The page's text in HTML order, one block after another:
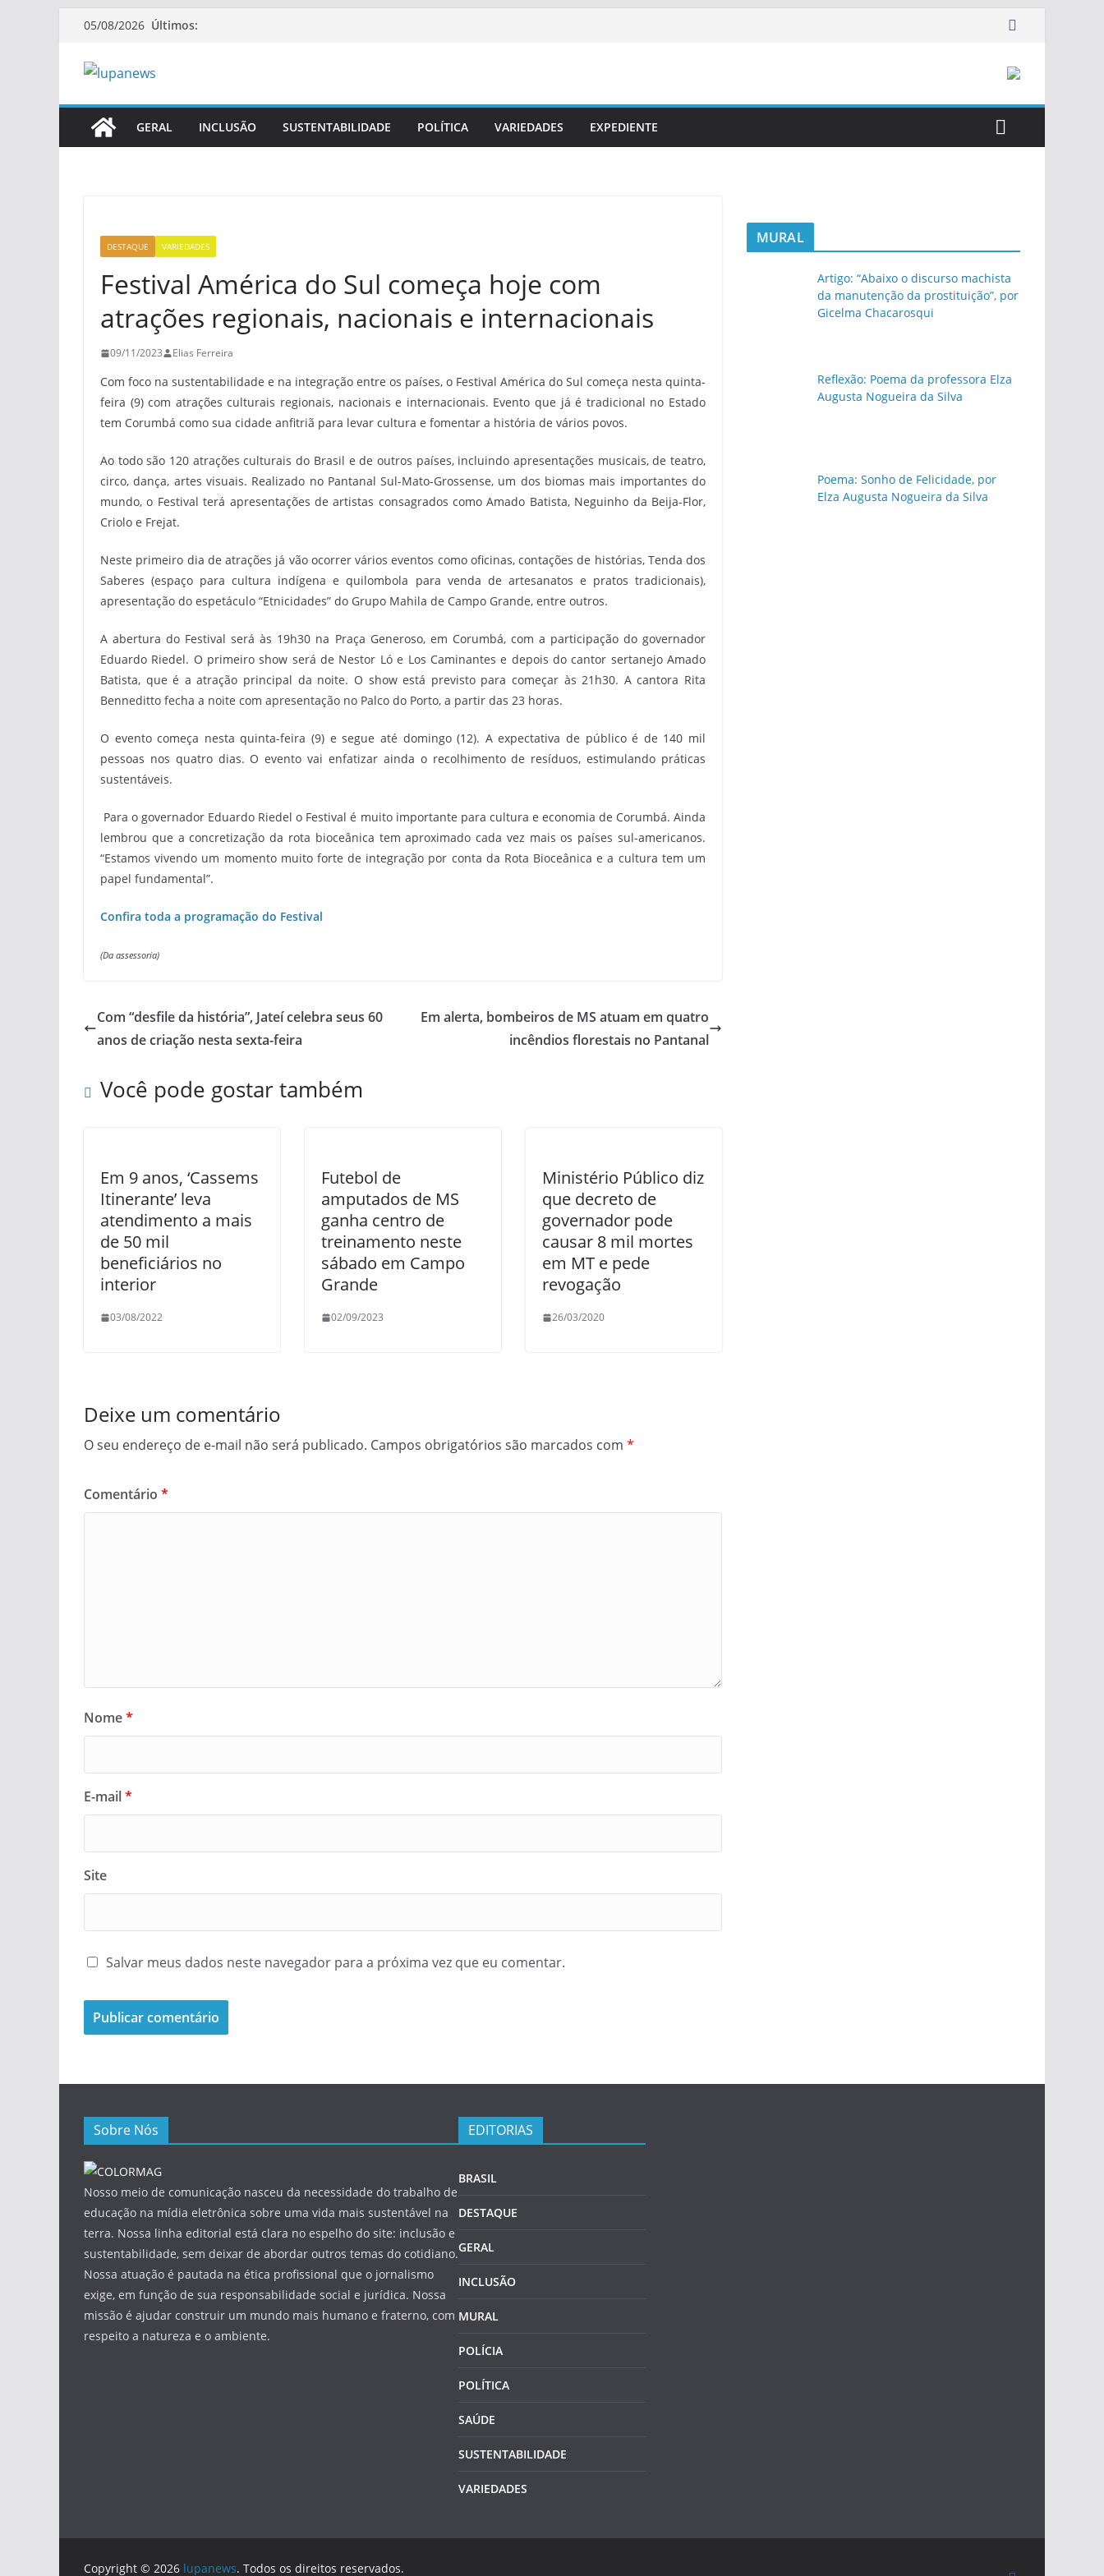
Pular05/08/2026 Últimos:
GERAL INCLUSÃO SUSTENTABILIDADE POLÍTICA VARIEDADES EXPEDIENTE
DESTAQUE VARIEDADES
Festival América do Sul começa hoje com
atrações regionais, nacionais e internacionais
09/11/2023 Elias Ferreira
Com foco na sustentabilidade e na integração entre os países, o Festival América do Sul começa nesta quinta-
feira (9) com atrações culturais regionais, nacionais e internacionais. Evento que já é tradicional no Estado
tem Corumbá como sua cidade anfitriã para levar cultura e fomentar a história de vários povos.
Ao todo são 120 atrações culturais do Brasil e de outros países, incluindo apresentações musicais, de teatro,
circo, dança, artes visuais. Realizado no Pantanal Sul-Mato-Grossense, um dos biomas mais importantes do
mundo, o Festival terá apresentações de artistas consagrados como Amado Batista, Neguinho da Beija-Flor,
Criolo e Frejat.
Neste primeiro dia de atrações já vão ocorrer vários eventos como oficinas, contações de histórias, Tenda dos
Saberes (espaço para cultura indígena e quilombola para venda de artesanatos e pratos tradicionais),
apresentação do espetáculo “Etnicidades” do Grupo Mahila de Campo Grande, entre outros.
A abertura do Festival será às 19h30 na Praça Generoso, em Corumbá, com a participação do governador
Eduardo Riedel. O primeiro show será de Nestor Ló e Los Caminantes e depois do cantor sertanejo Amado
Batista, que é a atração principal da noite. O show está previsto para começar às 21h30. A cantora Rita
Benneditto fecha a noite com apresentação no Palco do Porto, a partir das 23 horas.
O evento começa nesta quinta-feira (9) e segue até domingo (12). A expectativa de público é de 140 mil
pessoas nos quatro dias. O evento vai enfatizar ainda o recolhimento de resíduos, estimulando práticas
sustentáveis.
Para o governador Eduardo Riedel o Festival é muito importante para cultura e economia de Corumbá. Ainda
lembrou que a concretização da rota bioceânica tem aproximado cada vez mais os países sul-americanos.
“Estamos vivendo um momento muito forte de integração por conta da Rota Bioceânica e a cultura tem um
papel fundamental”.
Confira toda a programação do Festival
(Da assessoria)
Com “desfile da história”, Jateí celebra seus 60
anos de criação nesta sexta-feira
Em alerta, bombeiros de MS atuam em quatro
incêndios florestais no Pantanal
Você pode gostar também
Em 9 anos, ‘Cassems
Itinerante’ leva
atendimento a mais
de 50 mil
beneficiários no
interior
03/08/2022
Futebol de
amputados de MS
ganha centro de
treinamento neste
sábado em Campo
Grande
02/09/2023
Ministério Público diz
que decreto de
governador pode
causar 8 mil mortes
em MT e pede
revogação
26/03/2020
Deixe um comentário
O seu endereço de e-mail não será publicado. Campos obrigatórios são marcados com *
Comentário *
Nome*
E-mail*
Site
Salvar meus dados neste navegador para a próxima vez que eu comentar.
MURAL
Artigo: “Abaixo o discurso machista
da manutenção da prostituição”, por
Gicelma Chacarosqui
Reflexão: Poema da professora Elza
Augusta Nogueira da Silva
Poema: Sonho de Felicidade, por
Elza Augusta Nogueira da Silva
Sobre Nós
Nosso meio de comunicação nasceu da necessidade do trabalho de
educação na mídia eletrônica sobre uma vida mais sustentável na
terra. Nossa linha editorial está clara no espelho do site: inclusão e
sustentabilidade, sem deixar de abordar outros temas do cotidiano.
Nossa atuação é pautada na ética profissional que o jornalismo
exige, em função de sua responsabilidade social e jurídica. Nossa
missão é ajudar construir um mundo mais humano e fraterno, com
respeito a natureza e o ambiente.
EDITORIAS
BRASIL
DESTAQUE
GERAL
INCLUSÃO
MURAL
POLÍCIA
POLÍTICA
SAÚDE
SUSTENTABILIDADE
VARIEDADES
Copyright © 2026 lupanews. Todos os direitos reservados.